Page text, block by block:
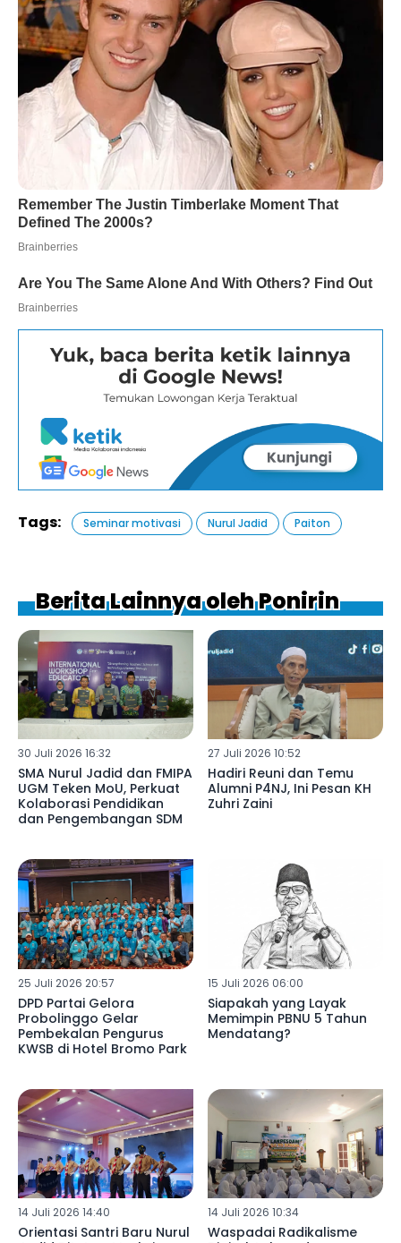
Tags: Seminar motivasi Nurul Jadid Paiton
Berita Lainnya oleh Ponirin
30 Juli 2026 16:32
SMA Nurul Jadid dan FMIPA
UGM Teken MoU, Perkuat
Kolaborasi Pendidikan
dan Pengembangan SDM
27 Juli 2026 10:52
Hadiri Reuni dan Temu
Alumni P4NJ, Ini Pesan KH
Zuhri Zaini
25 Juli 2026 20:57
DPD Partai Gelora
Probolinggo Gelar
Pembekalan Pengurus
KWSB di Hotel Bromo Park
15 Juli 2026 06:00
Siapakah yang Layak
Memimpin PBNU 5 Tahun
Mendatang?
14 Juli 2026 14:40
Orientasi Santri Baru Nurul
14 Juli 2026 10:34
Waspadai Radikalisme